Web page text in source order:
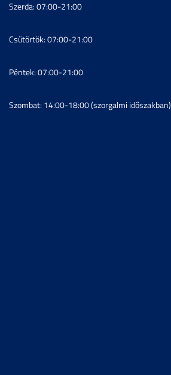
Szerda: 07:00-21:00
Csütörtök: 07:00-21:00
Péntek: 07:00-21:00
Szombat: 14:00-18:00 (szorgalmi időszakban)